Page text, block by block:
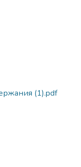
(1).pdf